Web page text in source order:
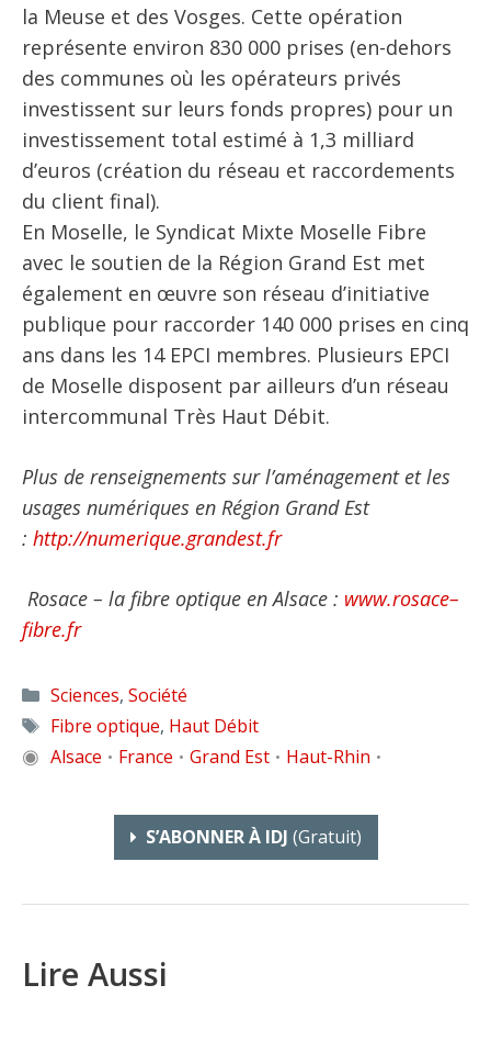
la Meuse et des Vosges. Cette opération
représente environ 830 000 prises (en-dehors
des communes où les opérateurs privés
investissent sur leurs fonds propres) pour un
investissement total estimé à 1,3 milliard
d’euros (création du réseau et raccordements
du client final).
En Moselle, le Syndicat Mixte Moselle Fibre
avec le soutien de la Région Grand Est met
également en œuvre son réseau d’initiative
publique pour raccorder 140 000 prises en cinq
ans dans les 14 EPCI membres. Plusieurs EPCI
de Moselle disposent par ailleurs d’un réseau
intercommunal Très Haut Débit.
Plus de renseignements sur l’aménagement et les
usages numériques en Région Grand Est
: http://numerique.grandest.fr
Rosace – la fibre optique en Alsace : www.rosace–
fibre.fr
Catégories
Sciences, Société
Étiquettes
Fibre optique, Haut Débit
◉ Alsace • France • Grand Est • Haut-Rhin •
S’ABONNER À IDJ (gratuit)
Lire Aussi